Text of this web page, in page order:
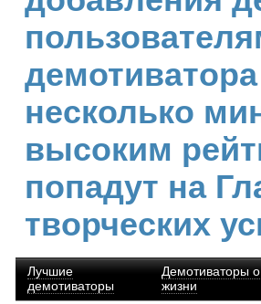
несколько
высоким
попадут на
творческих
Лучшие
демотиваторы
Демотиваторы о
жизни